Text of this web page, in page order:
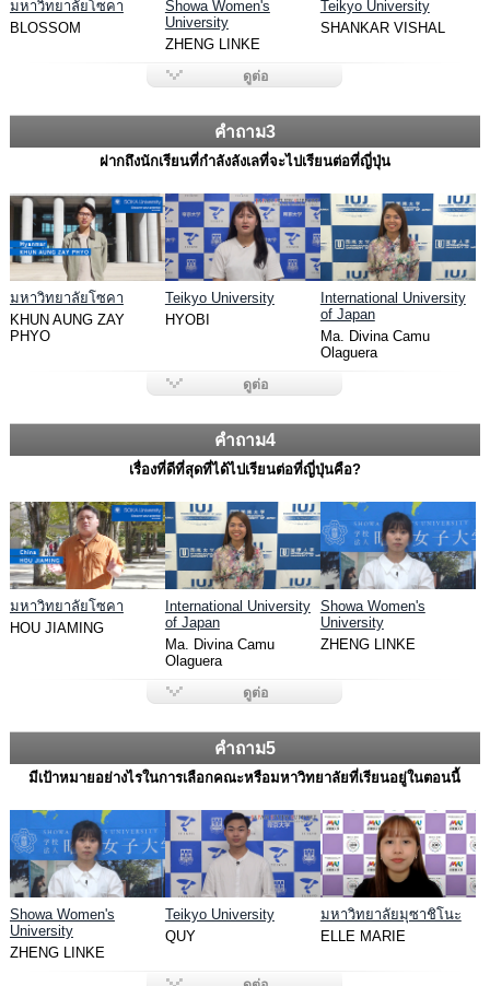
มหาวิทยาลัยโซคา
BLOSSOM
Showa Women's
University
ZHENG LINKE
Teikyo University
SHANKAR VISHAL
ดูต่อ
คำถาม3
ฝากถึงนักเรียนที่กำลังลังเลที่จะไปเรียนต่อที่ญี่ปุ่น
มหาวิทยาลัยโซคา
KHUN AUNG ZAY
PHYO
Teikyo University
HYOBI
International University
of Japan
Ma. Divina Camu
Olaguera
ดูต่อ
คำถาม4
เรื่องที่ดีที่สุดที่ได้ไปเรียนต่อที่ญี่ปุ่นคือ?
มหาวิทยาลัยโซคา
HOU JIAMING
International University
of Japan
Ma. Divina Camu
Olaguera
Showa Women's
University
ZHENG LINKE
ดูต่อ
คำถาม5
มีเป้าหมายอย่างไรในการเลือกคณะหรือมหาวิทยาลัยที่เรียนอยู่ในตอนนี้
Showa Women's
University
ZHENG LINKE
Teikyo University
QUY
มหาวิทยาลัยมุซาชิโนะ
ELLE MARIE